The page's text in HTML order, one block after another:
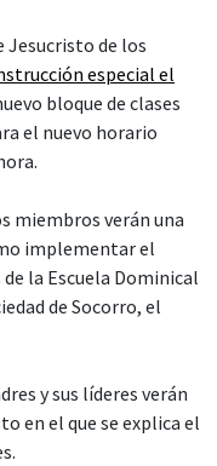
Jesucristo de los
especial el
bloque de clases
el nuevo horario
miembros verán una
implementar el
la Escuela Dominical
de Socorro, el
y sus líderes verán
en el que se explica el